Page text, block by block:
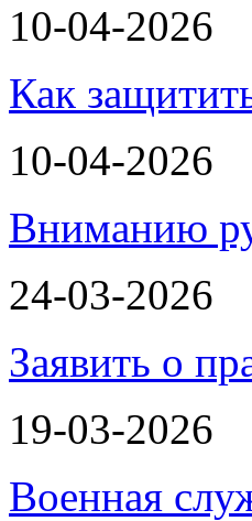
10-04-2026
Как
10-04-2026
Вниманию
24-03-2026
Заявить о
19-03-2026
Военная